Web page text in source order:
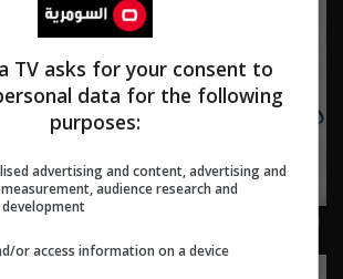
بغداد ساحة الرصافي - ناس وناس م٩ - الحلقة ٩٠ | الموسم 9
TV asks for your consent to
data for the following
purposes:
advertising and content, advertising and
audience research and
development
or access information on a device